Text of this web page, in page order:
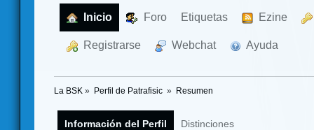
Inicio Foro Etiquetas Ezine
Registrarse Webchat Ayuda
La BSK » Perfil de Patrafisic » Resumen
Información del Perfil Distinciones